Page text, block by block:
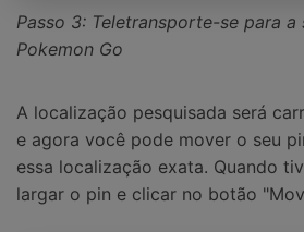
Passo 3: Teletransporte-se para
Pokemon Go
A localização pesquisada será
e agora você pode mover o seu
essa localização exata. Quando
largar o pin e clicar no botão